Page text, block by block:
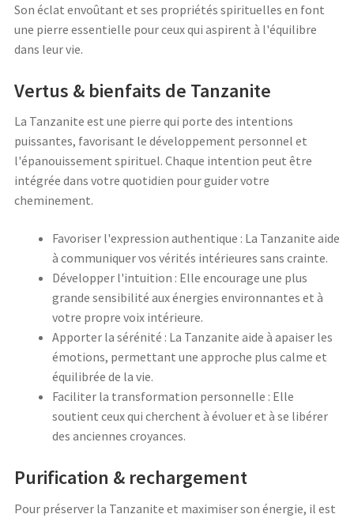
Son éclat envoûtant et ses propriétés spirituelles en font
une pierre essentielle pour ceux qui aspirent à l'équilibre
dans leur vie.
Vertus & bienfaits de Tanzanite
La Tanzanite est une pierre qui porte des intentions
puissantes, favorisant le développement personnel et
l'épanouissement spirituel. Chaque intention peut être
intégrée dans votre quotidien pour guider votre
cheminement.
Favoriser l'expression authentique : La Tanzanite aide
à communiquer vos vérités intérieures sans crainte.
Développer l'intuition : Elle encourage une plus
grande sensibilité aux énergies environnantes et à
votre propre voix intérieure.
Apporter la sérénité : La Tanzanite aide à apaiser les
émotions, permettant une approche plus calme et
équilibrée de la vie.
Faciliter la transformation personnelle : Elle
soutient ceux qui cherchent à évoluer et à se libérer
des anciennes croyances.
Purification & rechargement
Pour préserver la Tanzanite et maximiser son énergie, il est